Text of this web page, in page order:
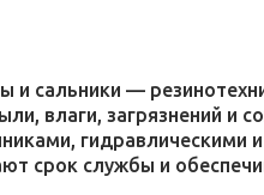
и сальники —
влаги, загрязнений и
гидравлическими
срок службы и